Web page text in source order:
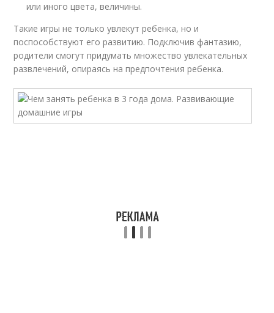
или иного цвета, величины.
Такие игры не только увлекут ребенка, но и
поспособствуют его развитию. Подключив фантазию,
родители смогут придумать множество увлекательных
развлечений, опираясь на предпочтения ребенка.